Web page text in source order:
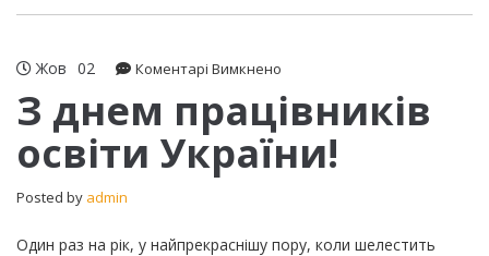
Жов 02 Коментарі Вимкнено
днем
працівників
освіти
З днем працівників
освіти України!
Posted by admin
Один раз на рік, у найпрекраснішу пору, коли шелестить